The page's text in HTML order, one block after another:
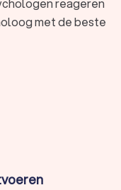
psychologen in
aan uw
om de perfecte
niet verder, vind
als de juiste
gezonder,
reageren
met de beste